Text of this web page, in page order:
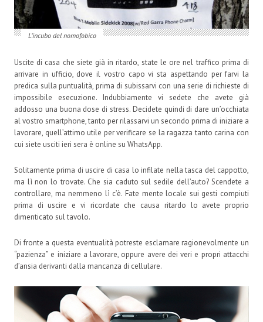
L’incubo del nomofobico
Uscite di casa che siete già in ritardo, state le ore nel traffico prima di
arrivare in ufficio, dove il vostro capo vi sta aspettando per farvi la
predica sulla puntualità, prima di subissarvi con una serie di richieste di
impossibile esecuzione. Indubbiamente vi sedete che avete già
addosso una buona dose di stress. Decidete quindi di dare un’occhiata
al vostro smartphone, tanto per rilassarvi un secondo prima di iniziare a
lavorare, quell’attimo utile per verificare se la ragazza tanto carina con
cui siete usciti ieri sera è online su WhatsApp.
Solitamente prima di uscire di casa lo infilate nella tasca del cappotto,
ma lì non lo trovate. Che sia caduto sul sedile dell’auto? Scendete a
controllare, ma nemmeno lì c’è. Fate mente locale sui gesti compiuti
prima di uscire e vi ricordate che causa ritardo lo avete proprio
dimenticato sul tavolo.
Di fronte a questa eventualità potreste esclamare ragionevolmente un
“pazienza” e iniziare a lavorare, oppure avere dei veri e propri attacchi
d’ansia derivanti dalla mancanza di cellulare.